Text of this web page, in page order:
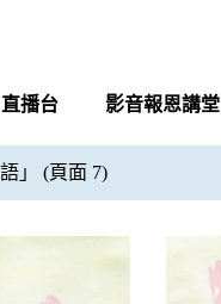
直播台 影音報恩講堂
」 (頁面 7)